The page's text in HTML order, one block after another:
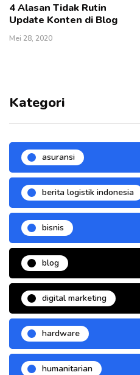
4 Alasan Tidak Rutin
Update Konten di Blog
Mei 28, 2020
Kategori
asuransi
berita logistik indonesia
bisnis
blog
digital marketing
hardware
humanitarian